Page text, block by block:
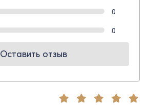
0
0
Оставить отзыв